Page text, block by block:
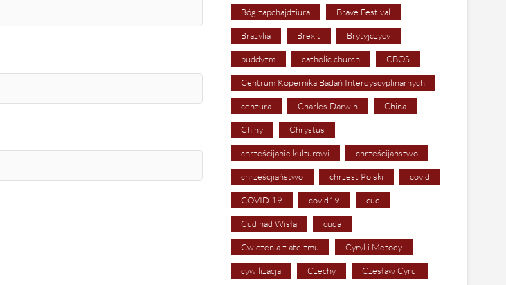
Bóg zapchajdziura Brave Festival
Brazylia Brexit Brytyjczycy
buddyzm catholic church CBOS
Centrum Kopernika Badań Interdyscyplinarnych
cenzura Charles Darwin China
Chiny Chrystus
chrześcijanie kulturowi chrześcijaństwo
chrześcjiaństwo chrzest Polski covid
COVID 19 covid19 cud
Cud nad Wisłą cuda
Ćwiczenia z ateizmu Cyryl i Metody
cywilizacja Czechy Czesław Cyrul